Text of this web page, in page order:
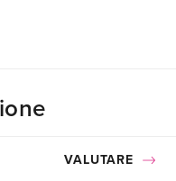
VALUTARE